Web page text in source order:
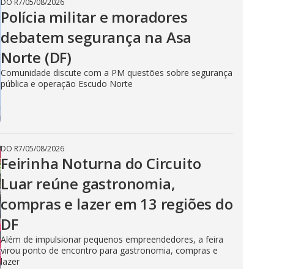
DO R7/05/08/2026
Polícia militar e moradores
debatem segurança na Asa
Norte (DF)
Comunidade discute com a PM questões sobre segurança
pública e operação Escudo Norte
DO R7/05/08/2026
Feirinha Noturna do Circuito
Luar reúne gastronomia,
compras e lazer em 13 regiões do
DF
Além de impulsionar pequenos empreendedores, a feira
virou ponto de encontro para gastronomia, compras e
lazer